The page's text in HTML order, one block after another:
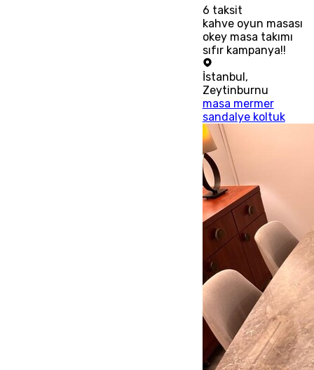
6 taksit
kahve oyun masası
okey masa takımı
sıfır kampanya!!
İstanbul ,
Zeytinburnu
masa mermer
sandalye koltuk